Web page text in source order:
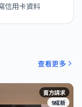
信用卡資料
查看更多
賣方請求
9成新